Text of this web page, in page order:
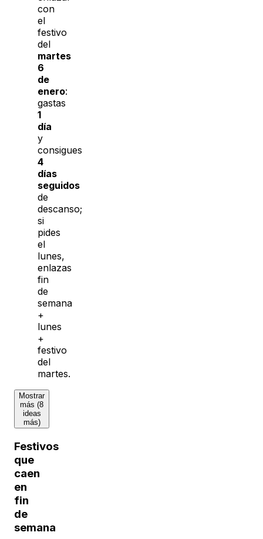
con
el
festivo
del
martes
6
de
enero:
gastas
1
día
y
consigues
4
días
seguidos
de
descanso;
si
pides
el
lunes,
enlazas
fin
de
semana
+
lunes
+
festivo
del
martes.
Mostrar
más (8
ideas
más)
Festivos
que
caen
en
fin
de
semana